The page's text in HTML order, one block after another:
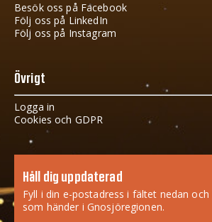
Besök oss på Facebook
Följ oss på LinkedIn
Följ oss på Instagram
Övrigt
Logga in
Cookies och GDPR
Håll dig uppdaterad
Fyll i din e-postadress i fältet nedan
som händer i Gnosjöregionen.